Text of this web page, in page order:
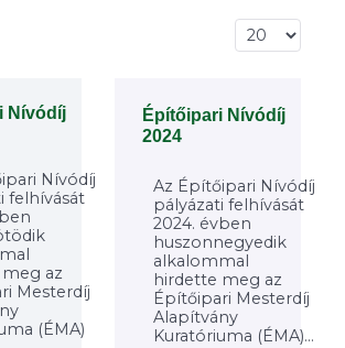
Tételek #
Nívódíj
Nívódíj
felhívását
az
Mesterdíj
(ÉMA)
Építőipari Nívódíj
2024
Az Építőipari Nívódíj
pályázati felhívását
2024. évben
huszonnegyedik
alkalommal
hirdette meg az
Építőipari Mesterdíj
Alapítvány
Kuratóriuma (ÉMA)...